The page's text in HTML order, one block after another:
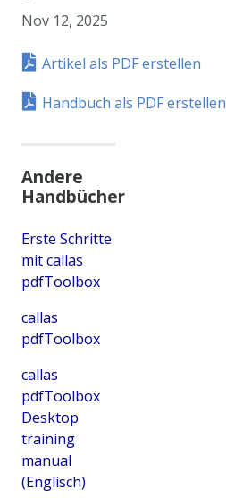
Nov 12, 2025
Artikel als PDF erstellen
Handbuch als PDF erstellen
Andere
Handbücher
Erste Schritte
mit callas
pdfToolbox
callas
pdfToolbox
callas
pdfToolbox
Desktop
training
manual
(Englisch)